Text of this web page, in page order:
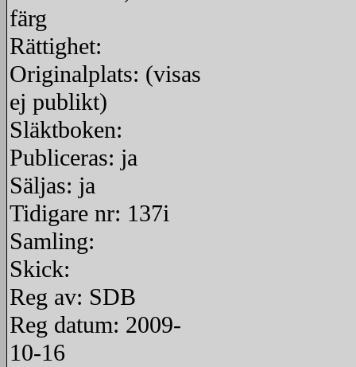
färg
Rättighet:
Originalplats: (visas
ej publikt)
Släktboken:
Publiceras: ja
Säljas: ja
Tidigare nr: 137i
Samling:
Skick:
Reg av: SDB
Reg datum: 2009-
10-16